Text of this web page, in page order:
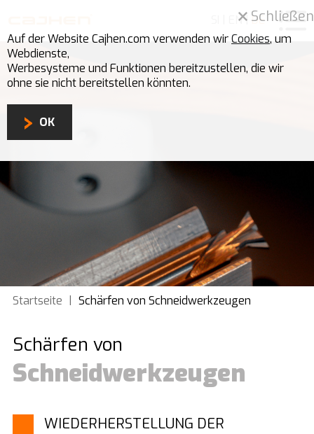
EN| DE
Startseite Schärfen von Schneidwerkzeugen
Schärfen von
Schneidwerkzeugen
WIEDERHERSTELLUNG DER
Schließen
Auf der Website Cajhen.com verwenden wirCookies, um
Webdienste,
Werbesysteme und Funktionen bereitzustellen, die wir
ohne sie nicht bereitstellen könnten.
OK